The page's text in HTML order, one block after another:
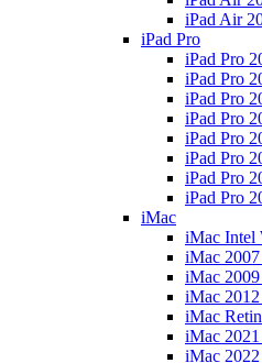
iPad Air
iPad Pro
iPad Pro
iPad Pro
iPad Pro
iPad Pro
iPad Pro
iPad Pro
iPad Pro
iPad Pro
iMac
iMac Intel
iMac 2007
iMac 2009
iMac 2012
iMac
iMac 2021
iMac 2022